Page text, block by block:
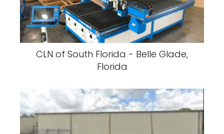
CLN of South Florida - Belle Glade,
Florida